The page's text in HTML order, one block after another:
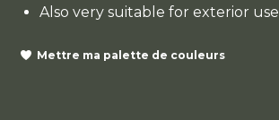
Also very suitable for exterior use
Mettre ma palette de couleurs